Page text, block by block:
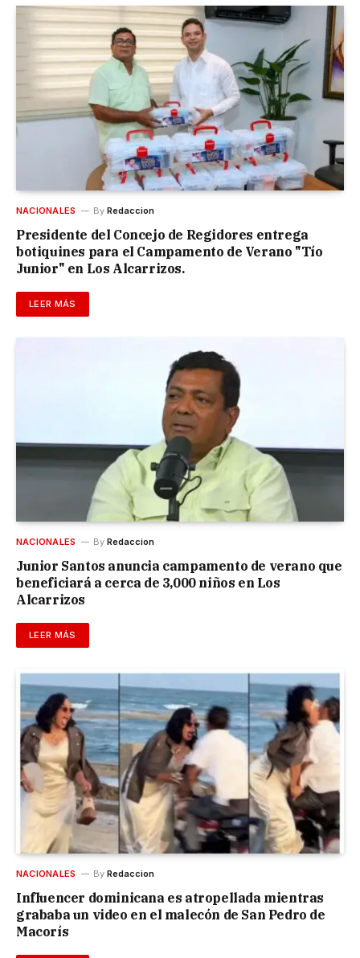
NACIONALES By Redaccion
Presidente del Concejo de Regidores entrega
botiquines para el Campamento de Verano "Tío
Junior" en Los Alcarrizos.
LEER MÁS
NACIONALES By Redaccion
Junior Santos anuncia campamento de verano que
beneficiará a cerca de 3,000 niños en Los
Alcarrizos
LEER MÁS
NACIONALES By Redaccion
Influencer dominicana es atropellada mientras
grababa un video en el malecón de San Pedro de
Macorís